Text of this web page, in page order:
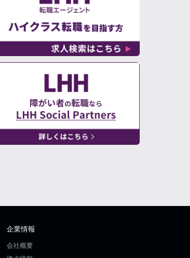
企業情報
会社概要